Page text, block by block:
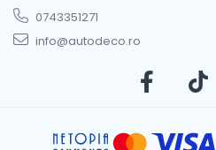
0743351271
info@autodeco.ro